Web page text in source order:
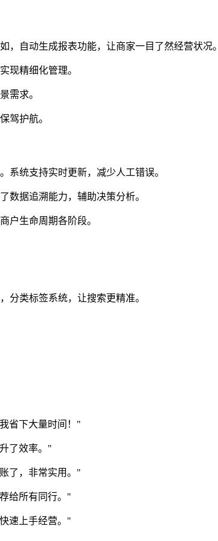
，自动生成报表功能，让商家一目了然经营状况。
现精细化管理。
需求。
驾护航。
系统支持实时更新，减少人工错误。
数据追溯能力，辅助决策分析。
户生命周期各阶段。
分类标签系统，让搜索更精准。
省下大量时间！"
了效率。"
了，非常实用。"
给所有同行。"
速上手经营。"